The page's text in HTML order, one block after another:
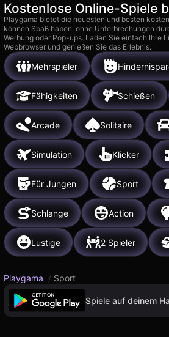
Kostenlose Online-Spiele
Playgama bietet die neuesten und besten
können Spaß haben, ohne Unterbrechungen
Werbung oder Pop-ups. Laden Sie einfach Ihre
Webbrowser und genießen Sie das Erlebnis.
Mehrspieler
Fähigkeiten Schießen
Arcade Solitaire
Simulation Klicker
Für Jungen Sport
Schlange Action
Lustige 2 Spieler
Playgama / Sport
Spiele auf deinem